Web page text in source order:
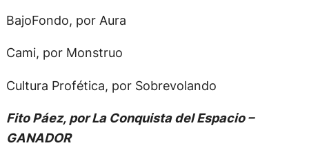
BajoFondo, por Aura
Cami, por Monstruo
Cultura Profética, por Sobrevolando
Fito Páez, por La Conquista del Espacio –
GANADOR